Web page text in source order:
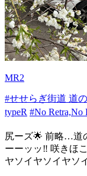
MR2
#せせらぎ街道 道
typeR #No Retra,No
尻ーズ🌟 前略…道
ーーッッ‼️ 咲きほ
ヤソイヤソイヤソ